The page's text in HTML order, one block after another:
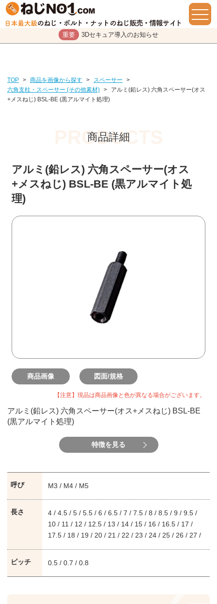
重要 3Dセキュア導入のお知らせ
TOP > 商品を画像から探す > スペーサー
>
六角支柱・スペーサー (その他素材) >
アルミ(鉛レス) 六角スペーサー(オス
+メスねじ) BSL-BE (黒アルマイト処理)
商品詳細
アルミ(鉛レス) 六角スペーサー(オス
+メスねじ) BSL-BE (黒アルマイト処
理)
商品画像 図面/規格
【注意】現品は商品画像と色が異なる場合がございます。
アルミ(鉛レス) 六角スペーサー(オス+メスねじ) BSL-BE
(黒アルマイト処理)
特徴を見る
呼び M3 / M4 / M5
長さ
4 / 4.5 / 5 / 5.5 / 6 / 6.5 / 7 / 7.5 / 8 / 8.5 / 9 / 9.5 /
10 / 11 / 12 / 12.5 / 13 / 14 / 15 / 16 / 16.5 / 17 /
17.5 / 18 / 19 / 20 / 21 / 22 / 23 / 24 / 25 / 26 / 27 /
ピッチ 0.5 / 0.7 / 0.8